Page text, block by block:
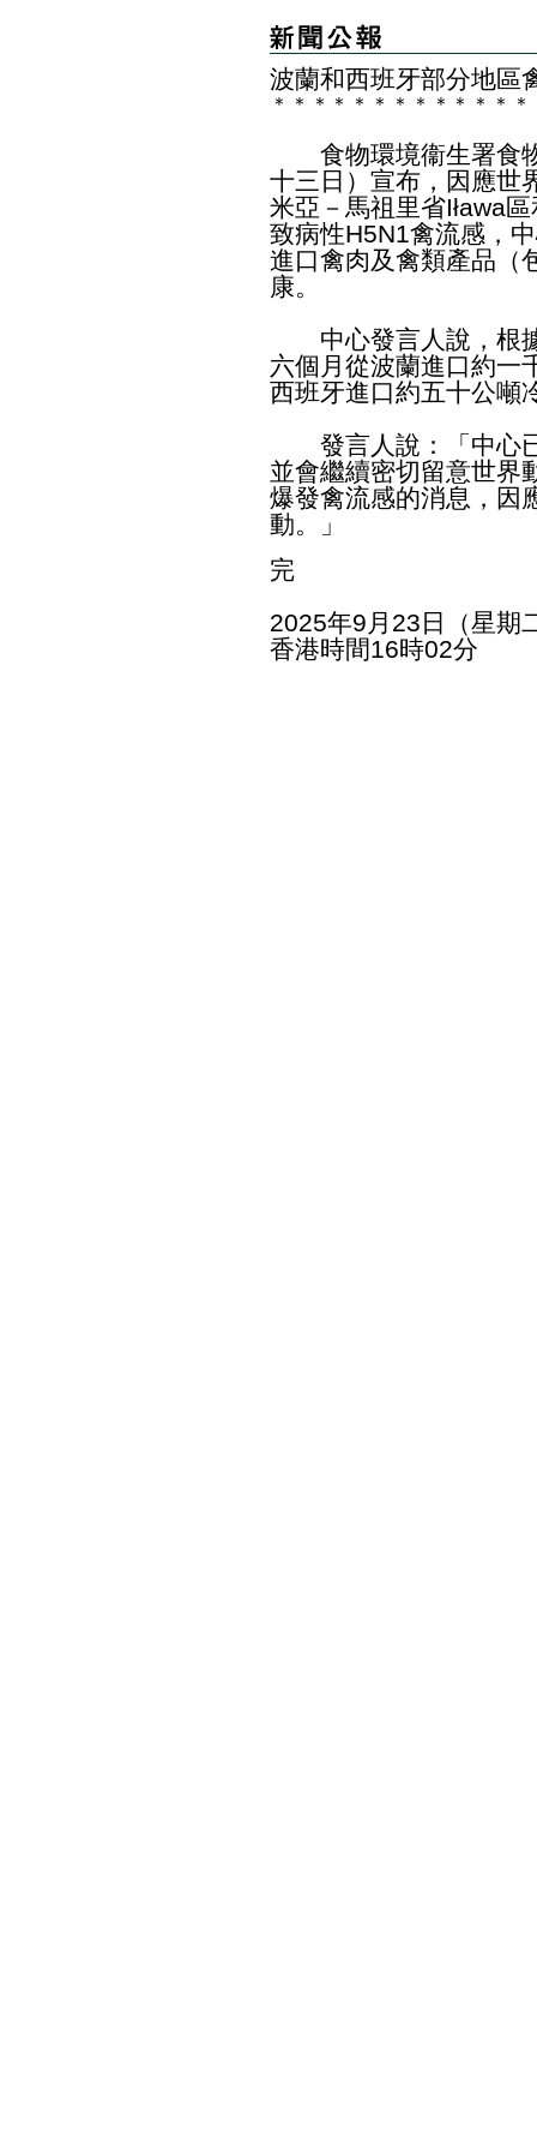
波蘭和西班牙部分地區
＊ ＊ ＊ ＊ ＊ ＊ ＊ ＊ ＊ ＊ ＊ ＊ ＊
食物環境衞生署食物
十三日）宣布，因應世
米亞－馬祖里省Iława
致病性H5N1禽流感，
進口禽肉及禽類產品（
康。
中心發言人說，根據
六個月從波蘭進口約一
西班牙進口約五十公噸
發言人說：「中心已
並會繼續密切留意世界
爆發禽流感的消息，因
動。」
完
2025年9月23日（星期
香港時間16時02分